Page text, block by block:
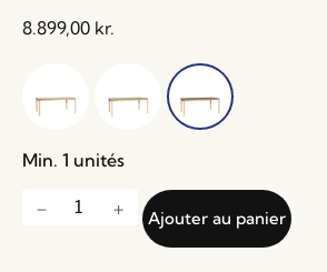
8.899,00 kr.
Min. 1 unités
Ajouter au panier